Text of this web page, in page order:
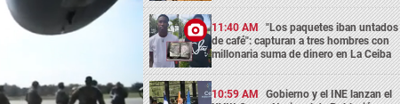
11:40 AM "Los paquetes iban untados
de café": capturan a tres hombres con
millonaria suma de dinero en La Ceiba
10:59 AM Gobierno y el INE lanzan el